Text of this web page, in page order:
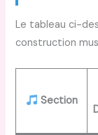
Le tableau ci-
construction
Section